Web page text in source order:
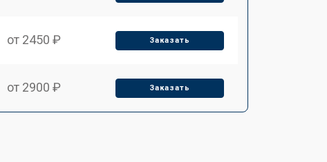
от 2450 ₽ Заказать
от 2900 ₽ Заказать